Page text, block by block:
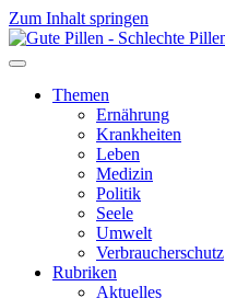
Zum Inhalt springen
Themen
Ernährung
Krankheiten
Leben
Medizin
Politik
Seele
Umwelt
Verbraucherschutz
Rubriken
Aktuelles